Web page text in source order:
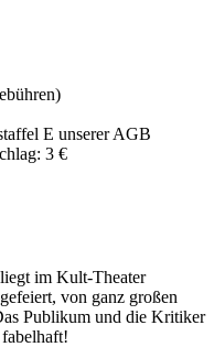
E unserer AGB
3 €
im Kult-Theater
von ganz großen
Publikum und die Kritiker